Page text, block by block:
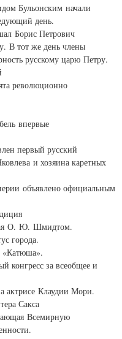
Бульонским начали
день.
Борис Петрович
В тот же день члены
русскому царю Петру.
революционно
впервые
первый русский
и хозяина каретных
объявлено официальным
О. Ю. Шмидтом.
города.
«Катюша».
конгресс за всеобщее и
актрисе Клаудии Мори.
Сакса
Всемирную